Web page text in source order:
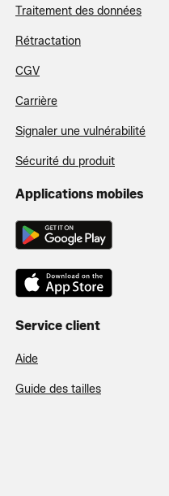
Traitement des données
Rétractation
CGV
Carrière
Signaler une vulnérabilité
Sécurité du produit
Applications mobiles
Service client
Aide
Guide des tailles